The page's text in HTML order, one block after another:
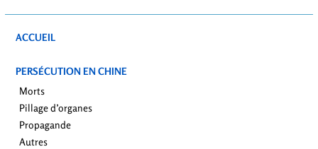
ACCUEIL
PERSÉCUTION EN CHINE
Morts
Pillage d’organes
Propagande
Autres